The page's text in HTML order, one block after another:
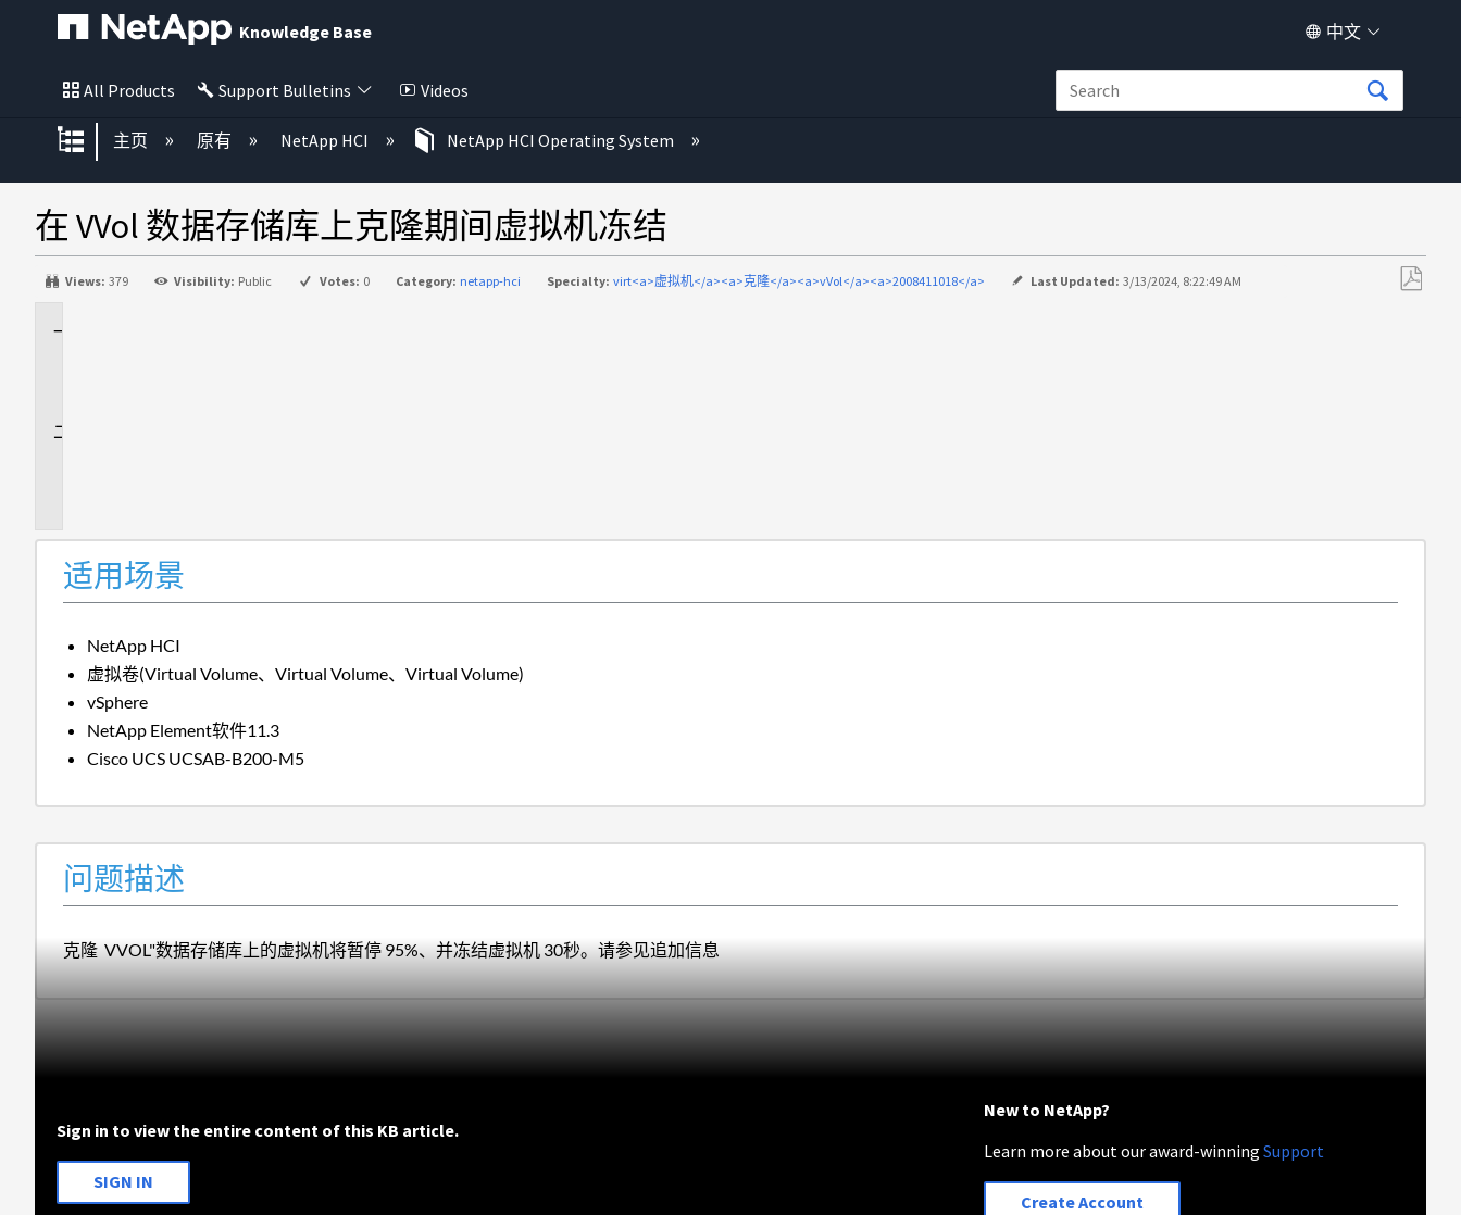
Knowledge Base 中文
All Products Support Bulletins Videos
扩展/隐缩全局层次
主页 原有 NetApp HCI NetApp HCI Operating System
在 VVol 数据存储库上克隆期间虚拟机冻结
Views: 379 Visibility: Public Votes: 0 Category: netapp-hci Specialty: virt<a>虚拟机</a><a>克隆</a><a>vVol</a><a>2008411018</a> Last Updated: 3/13/2024, 8:22:49 AM
适用场景
NetApp HCI
虚拟卷(Virtual Volume、Virtual Volume、Virtual Volume)
vSphere
NetApp Element软件11.3
Cisco UCS UCSAB-B200-M5
问题描述
克隆 VVOL"数据存储库上的虚拟机将暂停 95%、并冻结虚拟机 30秒。请参见追加信息
Sign in to view the entire content of this KB article.
SIGN IN
New to NetApp?
Learn more about our award-winningSupport
Create Account